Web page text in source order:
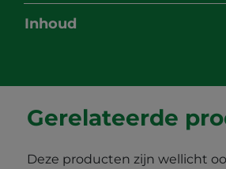
Inhoud
Gerelateerde
Deze producten zijn wellicht